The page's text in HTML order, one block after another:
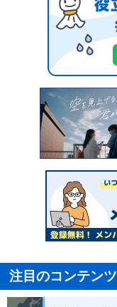
注目のコンテンツ